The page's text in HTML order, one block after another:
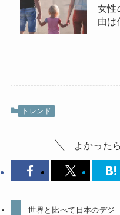
女性
由は
トレンド
よかった
世界と比べて日本のデジ